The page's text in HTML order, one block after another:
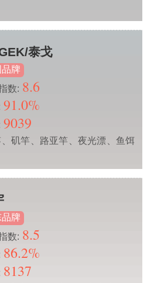
泰戈
牌
数: 8.6
91.0%
9039
矶竿、路亚竿、夜光漂、鱼饵
牌
数: 8.5
86.2%
8137